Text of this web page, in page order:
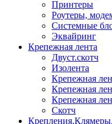
Принтеры
Роутеры,
Системные
Эквайринг
Крепежная лента
Двуст.скотч
Изолента
Крепежная
Крепежная
Крепежная
Скотч